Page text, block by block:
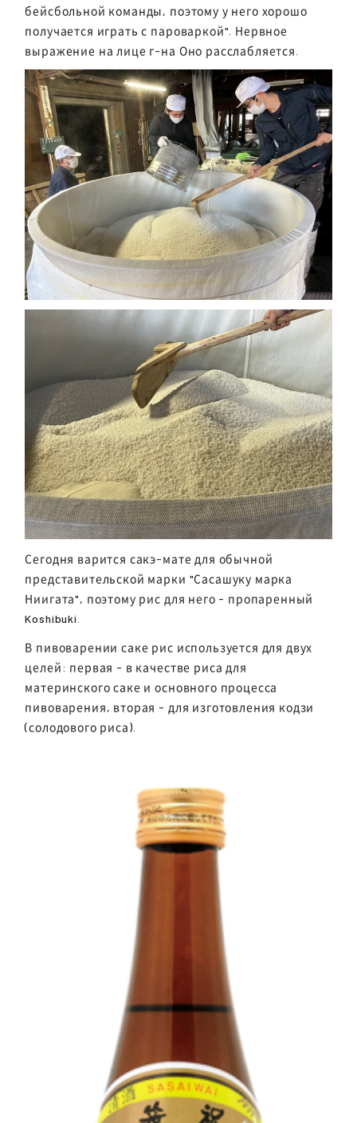
бейсбольной команды, поэтому у него хорошо
получается играть с пароваркой". Нервное
выражение на лице г-на Оно расслабляется.
Сегодня варится сакэ-мате для обычной
представительской марки "Сасашуку марка
Ниигата", поэтому рис для него - пропаренный
Koshibuki.
В пивоварении саке рис используется для двух
целей: первая - в качестве риса для
материнского саке и основного процесса
пивоварения, вторая - для изготовления кодзи
(солодового риса).